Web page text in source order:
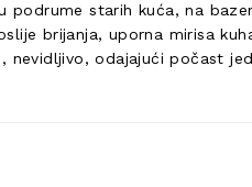
starih kuća, na
brijanja, uporna mirisa
odajajući počast